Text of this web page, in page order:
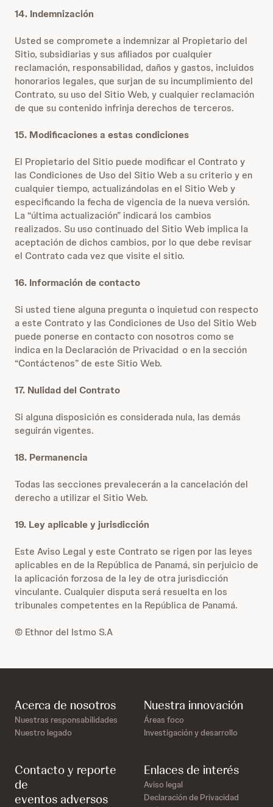
14. Indemnización
Usted se compromete a indemnizar al Propietario del
Sitio, subsidiarias y sus afiliados por cualquier
reclamación, responsabilidad, daños y gastos, incluidos
honorarios legales, que surjan de su incumplimiento del
Contrato, su uso del Sitio Web, y cualquier reclamación
de que su contenido infrinja derechos de terceros.
15. Modificaciones a estas condiciones
El Propietario del Sitio puede modificar el Contrato y
las Condiciones de Uso del Sitio Web a su criterio y en
cualquier tiempo, actualizándolas en el Sitio Web y
especificando la fecha de vigencia de la nueva versión.
La “última actualización” indicará los cambios
realizados. Su uso continuado del Sitio Web implica la
aceptación de dichos cambios, por lo que debe revisar
el Contrato cada vez que visite el sitio.
16. Información de contacto
Si usted tiene alguna pregunta o inquietud con respecto
a este Contrato y las Condiciones de Uso del Sitio Web
puede ponerse en contacto con nosotros como se
indica en la Declaración de Privacidad o en la sección
“Contáctenos” de este Sitio Web.
17. Nulidad del Contrato
Si alguna disposición es considerada nula, las demás
seguirán vigentes.
18. Permanencia
Todas las secciones prevalecerán a la cancelación del
derecho a utilizar el Sitio Web.
19. Ley aplicable y jurisdicción
Este Aviso Legal y este Contrato se rigen por las leyes
aplicables en de la República de Panamá, sin perjuicio de
la aplicación forzosa de la ley de otra jurisdicción
vinculante. Cualquier disputa será resuelta en los
tribunales competentes en la República de Panamá.
© Ethnor del Istmo S.A
Acerca de nosotros
Nuestras responsabilidades
Nuestro legado
Nuestra innovación
Áreas foco
Investigación y desarrollo
Contacto y reporte
de
eventos adversos
Enlaces de interés
Aviso legal
Declaración de Privacidad